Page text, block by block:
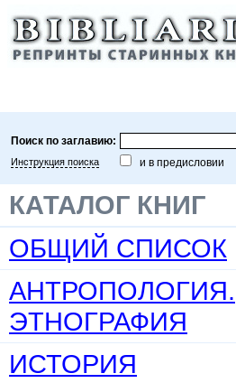
Поиск по заглавию:
Инструкция поиска и в предисловии
КАТАЛОГ КНИГ
ОБЩИЙ СПИСОК
АНТРОПОЛОГИЯ.
ЭТНОГРАФИЯ
ИСТОРИЯ